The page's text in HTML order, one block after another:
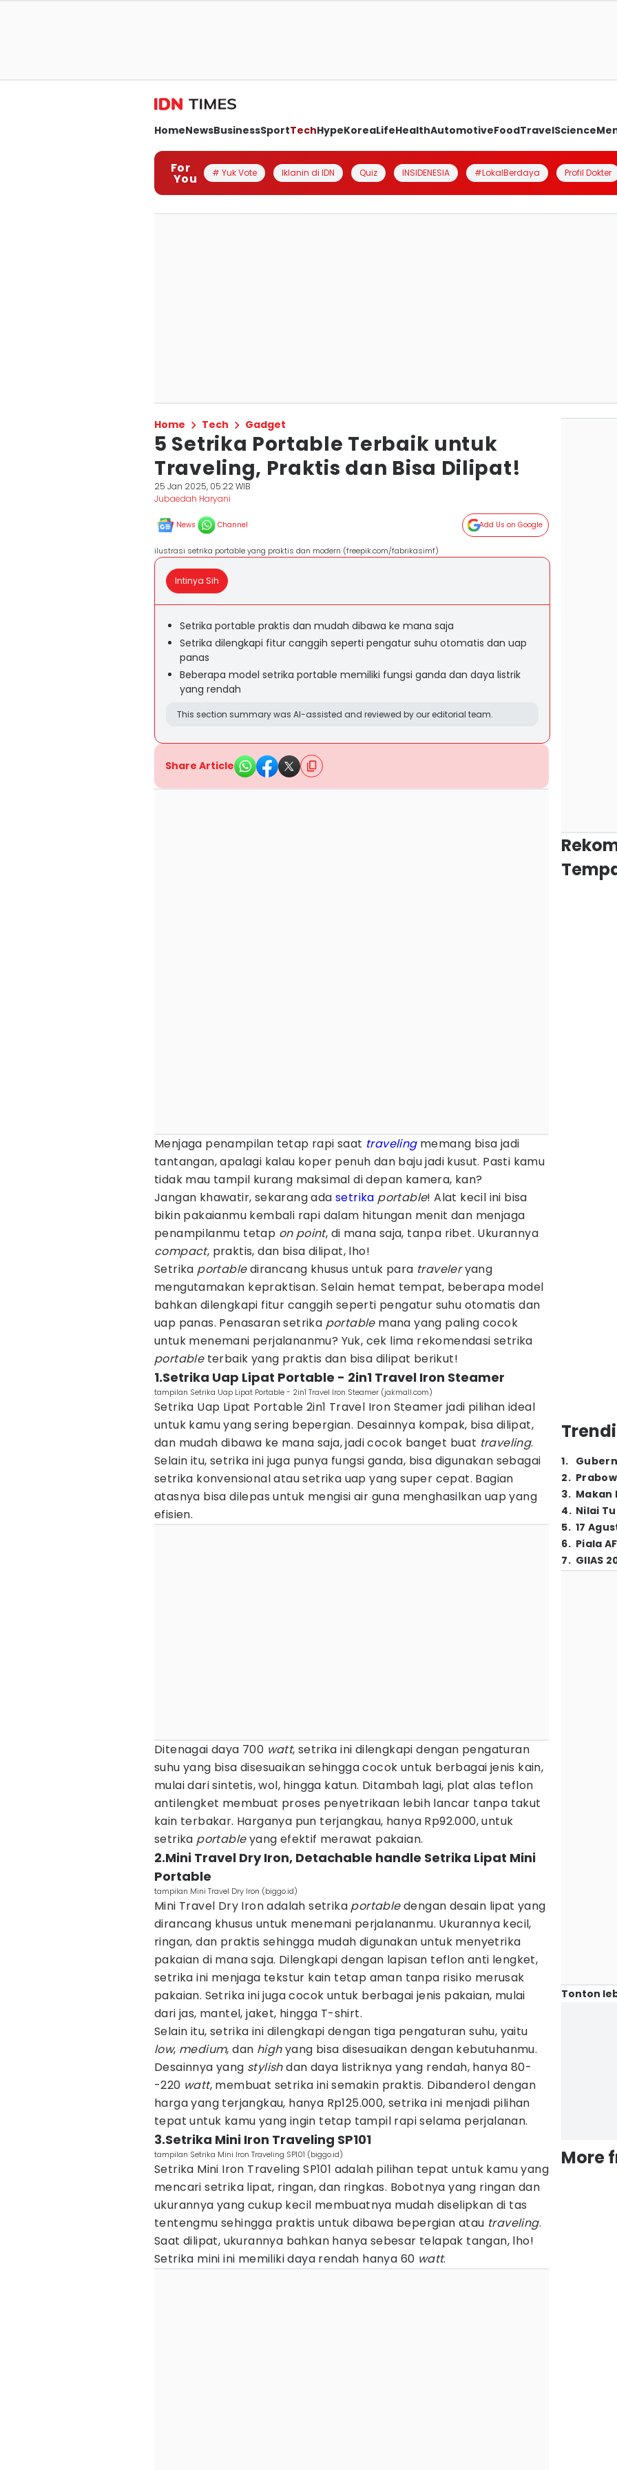
HomeNewsBusinessSportTechHypeKoreaLifeHealthAutomotiveFoodTravelScience
For
You # Yuk Vote Iklanin di IDN Quiz INSIDENESIA #LokalBerdaya Profil Dokter
Home Tech Gadget
5 Setrika Portable Terbaik untuk
Traveling, Praktis dan Bisa Dilipat!
25 Jan 2025, 05:22 WIB
Jubaedah Haryani
News Channel Add Us on Google
ilustrasi setrika portable yang praktis dan modern (freepik.com/fabrikasimf)
Intinya Sih
Setrika portable praktis dan mudah dibawa ke mana saja
Setrika dilengkapi fitur canggih seperti pengatur suhu otomatis dan uap
panas
Beberapa model setrika portable memiliki fungsi ganda dan daya listrik
yang rendah
This section summary was AI-assisted and reviewed by our editorial team.
Share Article
Menjaga penampilan tetap rapi saat travelingmemang bisa jadi
tantangan, apalagi kalau koper penuh dan baju jadi kusut. Pasti kamu
tidak mau tampil kurang maksimal di depan kamera, kan?
Jangan khawatir, sekarang ada setrika portable! Alat kecil ini bisa
bikin pakaianmu kembali rapi dalam hitungan menit dan menjaga
penampilanmu tetap on point, di mana saja, tanpa ribet. Ukurannya
compact, praktis, dan bisa dilipat, lho!
Setrika portabledirancang khusus untuk para traveleryang
mengutamakan kepraktisan. Selain hemat tempat, beberapa model
bahkan dilengkapi fitur canggih seperti pengatur suhu otomatis dan
uap panas. Penasaran setrika portablemana yang paling cocok
untuk menemani perjalananmu? Yuk, cek lima rekomendasi setrika
portableterbaik yang praktis dan bisa dilipat berikut!
1.Setrika Uap Lipat Portable - 2in1 Travel Iron Steamer
tampilan Setrika Uap Lipat Portable - 2in1 Travel Iron Steamer (jakmall.com)
Setrika Uap Lipat Portable 2in1 Travel Iron Steamer jadi pilihan ideal
untuk kamu yang sering bepergian. Desainnya kompak, bisa dilipat,
dan mudah dibawa ke mana saja, jadi cocok banget buat traveling.
Selain itu, setrika ini juga punya fungsi ganda, bisa digunakan sebagai
setrika konvensional atau setrika uap yang super cepat. Bagian
atasnya bisa dilepas untuk mengisi air guna menghasilkan uap yang
efisien.
Ditenagai daya 700 watt, setrika ini dilengkapi dengan pengaturan
suhu yang bisa disesuaikan sehingga cocok untuk berbagai jenis kain,
mulai dari sintetis, wol, hingga katun. Ditambah lagi, plat alas teflon
antilengket membuat proses penyetrikaan lebih lancar tanpa takut
kain terbakar. Harganya pun terjangkau, hanya Rp92.000, untuk
setrika portableyang efektif merawat pakaian.
2.Mini Travel Dry Iron, Detachable handle Setrika Lipat Mini
Portable
tampilan Mini Travel Dry Iron (biggo.id)
Mini Travel Dry Iron adalah setrika portabledengan desain lipat yang
dirancang khusus untuk menemani perjalananmu. Ukurannya kecil,
ringan, dan praktis sehingga mudah digunakan untuk menyetrika
pakaian di mana saja. Dilengkapi dengan lapisan teflon anti lengket,
setrika ini menjaga tekstur kain tetap aman tanpa risiko merusak
pakaian. Setrika ini juga cocok untuk berbagai jenis pakaian, mulai
dari jas, mantel, jaket, hingga T-shirt.
Selain itu, setrika ini dilengkapi dengan tiga pengaturan suhu, yaitu
low, medium, dan highyang bisa disesuaikan dengan kebutuhanmu.
Desainnya yang stylishdan daya listriknya yang rendah, hanya 80-
-220 watt, membuat setrika ini semakin praktis. Dibanderol dengan
harga yang terjangkau, hanya Rp125.000, setrika ini menjadi pilihan
tepat untuk kamu yang ingin tetap tampil rapi selama perjalanan.
3.Setrika Mini Iron Traveling SP101
tampilan Setrika Mini Iron Traveling SP101 (biggo.id)
Setrika Mini Iron Traveling SP101 adalah pilihan tepat untuk kamu yang
mencari setrika lipat, ringan, dan ringkas. Bobotnya yang ringan dan
ukurannya yang cukup kecil membuatnya mudah diselipkan di tas
tentengmu sehingga praktis untuk dibawa bepergian atau traveling.
Saat dilipat, ukurannya bahkan hanya sebesar telapak tangan, lho!
Setrika mini ini memiliki daya rendah hanya 60 watt.
1.
2.
3. Makan
4. Nilai
5. 17
6. Piala
7. GIIAS
Tonton
More